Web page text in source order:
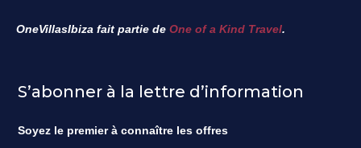
OneVillasIbiza fait partie de One of a Kind Travel.
S’abonner à la lettre d’information
Soyez le premier à connaître les offres